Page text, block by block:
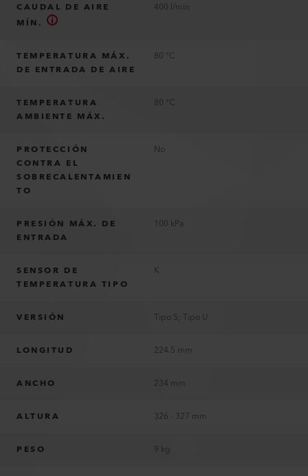
CAUDAL DE AIRE
MÍN.
400 l/min
TEMPERATURA MÁX.
DE ENTRADA DE AIRE
80 °C
TEMPERATURA
AMBIENTE MÁX.
80 °C
PROTECCIÓN
CONTRA EL
SOBRECALENTAMIEN
TO
No
PRESIÓN MÁX. DE
ENTRADA
100 kPa
SENSOR DE
TEMPERATURA TIPO
K
VERSIÓN Tipo S; Tipo U
LONGITUD 224.5 mm
ANCHO 234 mm
ALTURA 326 - 327 mm
PESO 9 kg